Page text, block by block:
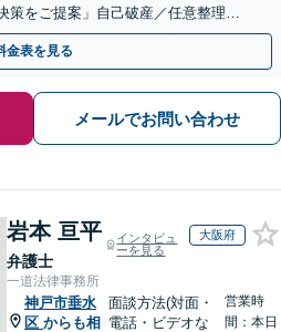
策をご提案」自己破産／任意整理／
請求【休日・夜間相談可】
金表を見る
メールでお問い合わせ
岩本 亘平
弁護士
インタビュ
ーを見る
大阪府
一道法律事務所
神戸市垂水
区 からも相
面談方法(対面・
電話・ビデオな
営業時
間：本日